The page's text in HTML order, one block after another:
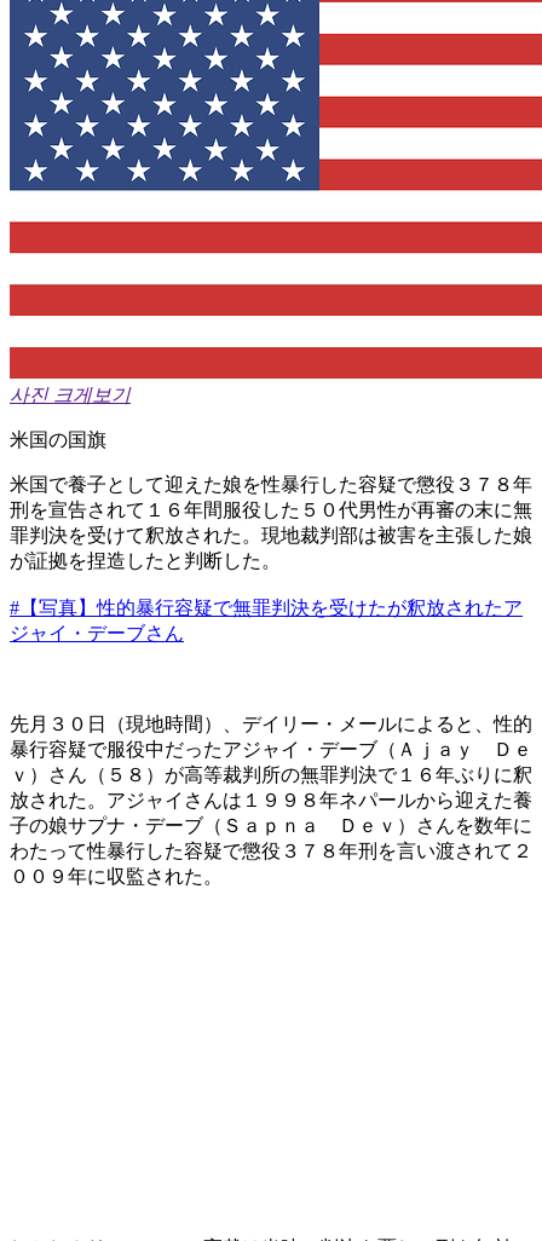
사진 크게보기
米国の国旗
米国で養子として迎えた娘を性暴行した容疑で懲役３７８年
刑を宣告されて１６年間服役した５０代男性が再審の末に無
罪判決を受けて釈放された。現地裁判部は被害を主張した娘
が証拠を捏造したと判断した。
#【写真】性的暴行容疑で無罪判決を受けたが釈放されたア
ジャイ・デーブさん
先月３０日（現地時間）、デイリー・メールによると、性的
暴行容疑で服役中だったアジャイ・デーブ（Ａｊａｙ Ｄｅ
ｖ）さん（５８）が高等裁判所の無罪判決で１６年ぶりに釈
放された。アジャイさんは１９９８年ネパールから迎えた養
子の娘サプナ・デーブ（Ｓａｐｎａ Ｄｅｖ）さんを数年に
わたって性暴行した容疑で懲役３７８年刑を言い渡されて２
００９年に収監された。